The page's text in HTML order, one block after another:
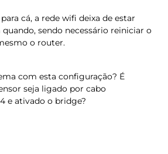
cá, a rede wifi deixa de estar
sendo necessário reiniciar o
o router.
com esta configuração? É
seja ligado por cabo
e ativado o bridge?